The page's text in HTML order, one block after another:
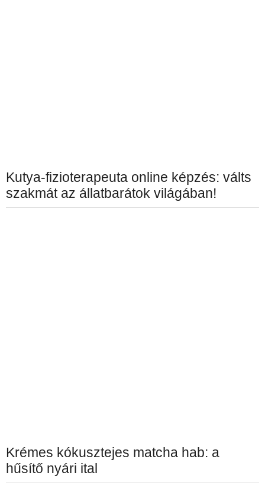
Kutya-fizioterapeuta online képzés: válts
szakmát az állatbarátok világában!
Krémes kókusztejes matcha hab: a
hűsítő nyári ital